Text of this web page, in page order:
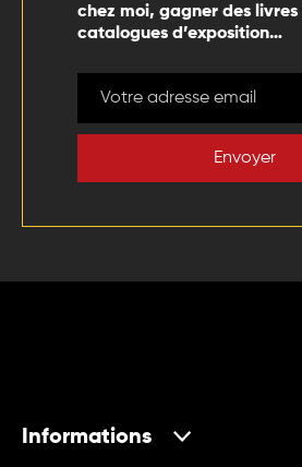
chez moi, gagner des livres
catalogues d’exposition…
Envoyer
Informations